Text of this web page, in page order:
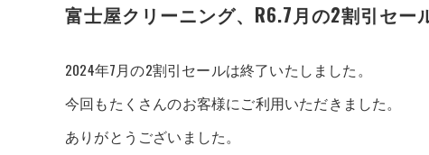
富士屋クリーニング、R6.7月の2割引セー
2024年7月の2割引セールは終了いたしました。
今回もたくさんのお客様にご利用いただきました。
ありがとうございました。